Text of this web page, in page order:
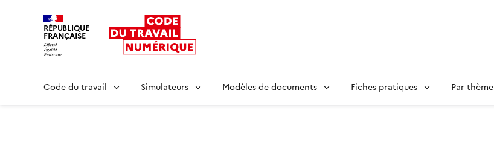
RÉPUBLIQUE
FRANÇAISE
Code du travail Simulateurs Modèles de documents Fiches pratiques Par thème